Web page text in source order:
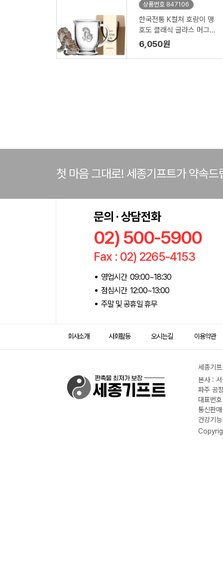
상품번호 847106
한국전통 K컬쳐 호랑이 맹
호도 클래식 글라스 머그컵
440ml 1P 기프팅
6,050원
첫 마음 그대로! 세종기프트가 약속드
문의 · 상담전화
02) 500-5900
Fax : 02) 2265-4153
영업시간 09:00~18:30
점심시간 12:00~13:00
주말 및 공휴일 휴무
회사소개 사회활동 오시는길 이용약관
세종기
본사 :
파주 공
대표번
통신판
건강기